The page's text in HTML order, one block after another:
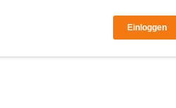
Einloggen